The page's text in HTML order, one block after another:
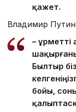
қажет.
Владимир
–
Былтыр
бойы,